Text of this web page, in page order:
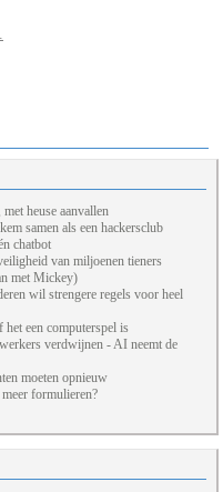
heuse aanvallen
samen als een hackersclub
chatbot
van miljoenen tieners
met Mickey)
wil strengere regels voor heel
een computerspel is
verdwijnen - AI neemt de
moeten opnieuw
formulieren?